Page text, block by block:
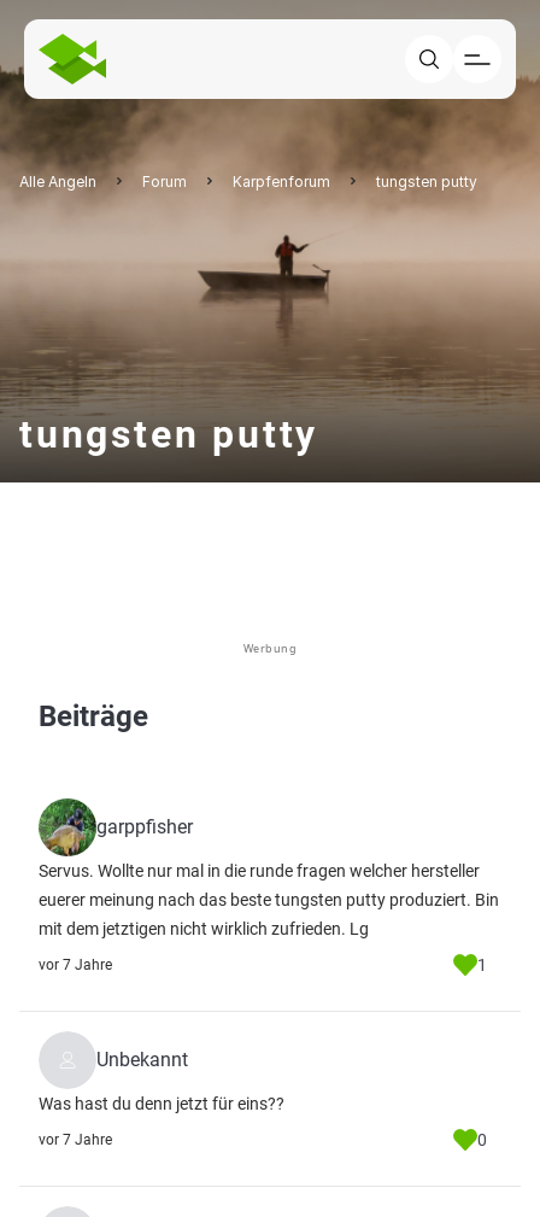
Alle Angeln Forum Karpfenforum tungsten putty
tungsten putty
Werbung
Beiträge
garppfisher
Servus. Wollte nur mal in die runde fragen welcher hersteller
euerer meinung nach das beste tungsten putty produziert. Bin
mit dem jetztigen nicht wirklich zufrieden. Lg
vor 7 Jahre 1
Unbekannt
Was hast du denn jetzt für eins??
vor 7 Jahre 0